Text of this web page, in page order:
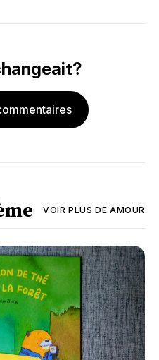
VOIR PLUS DE AMOUR